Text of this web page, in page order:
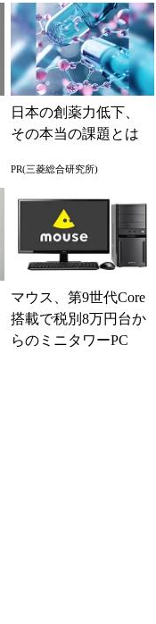
加
日本の創薬力低下、
その本当の課題とは
PR(三菱総合研究所)
マウス、第9世代Core
搭載で税別8万円台か
らのミニタワーPC